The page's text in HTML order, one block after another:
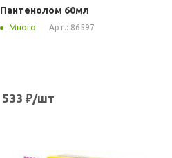
Пантенолом 60мл
Много Арт.: 86597
533 ₽/шт